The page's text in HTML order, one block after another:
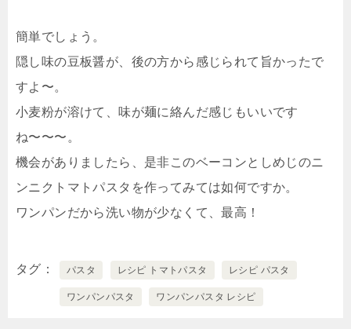
簡単でしょう。
隠し味の豆板醤が、後の方から感じられて旨かったで
すよ〜。
小麦粉が溶けて、味が麺に絡んだ感じもいいです
ね〜〜〜。
機会がありましたら、是非このベーコンとしめじのニ
ンニクトマトパスタを作ってみては如何ですか。
ワンパンだから洗い物が少なくて、最高！
タグ パスタ レシピ トマトパスタ レシピ パスタ
ワンパンパスタ ワンパンパスタ レシピ